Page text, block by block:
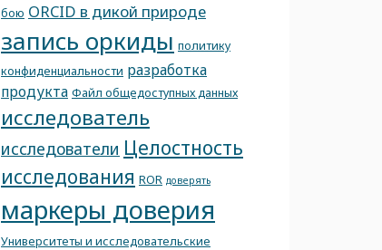
бою ORCID в дикой природе
запись оркиды политику
конфиденциальности разработка
продукта Файл общедоступных данных
исследователь
исследователи Целостность
исследования ROR доверять
маркеры доверия
Университеты и исследовательские